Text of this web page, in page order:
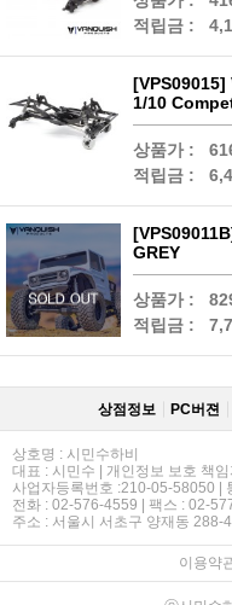
적립금 :
1/10
상품가 :
적립금 :
GREY
상품가 :
적립금 :
상점정보 PC버젼
상호명 : 시민수하비
대표 : 시민수 | 개인정보 보호 책
사업자등록번호 :210-05-58050 |
전화 : 02-576-4559 | 팩스 : 02-
주소 : 서울시 서초구 양재동 288-
이용약